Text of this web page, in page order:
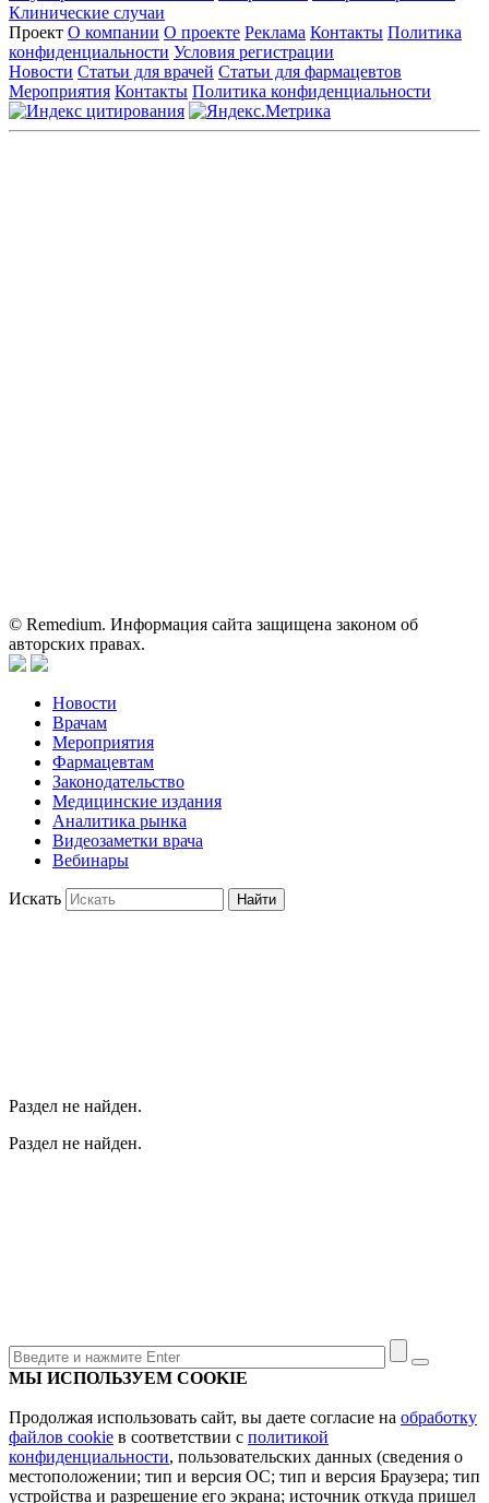
Клинические случаи
Проект О компании О проекте Реклама Контакты Политика
конфиденциальности Условия регистрации
Новости Статьи для врачей Статьи для фармацевтов
Мероприятия Контакты Политика конфиденциальности
© Remedium. Информация сайта защищена законом об
авторских правах.
Новости
Врачам
Мероприятия
Фармацевтам
Законодательство
Медицинские издания
Аналитика рынка
Видеозаметки врача
Вебинары
Искать Найти
Раздел не найден.
Раздел не найден.
МЫ ИСПОЛЬЗУЕМ COOKIE
Продолжая использовать сайт, вы даете согласие на обработку
файлов cookie в соответствии с политикой
конфиденциальности, пользовательских данных (сведения о
местоположении; тип и версия ОС; тип и версия Браузера; тип
устройства и разрешение его экрана; источник откуда пришел